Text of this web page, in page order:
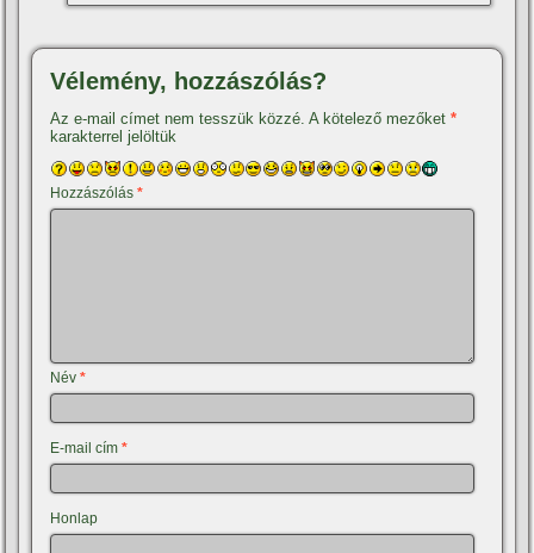
Vélemény, hozzászólás?
Az e-mail címet nem tesszük közzé. A kötelező mezőket*
karakterrel jelöltük
Hozzászólás*
Név*
E-mail cím*
Honlap